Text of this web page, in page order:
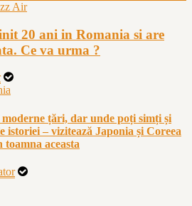
20 ani in Romania si are
Ce va urma ?
moderne țări, dar unde poți simți și
istoriei – vizitează Japonia și Coreea
toamna aceasta